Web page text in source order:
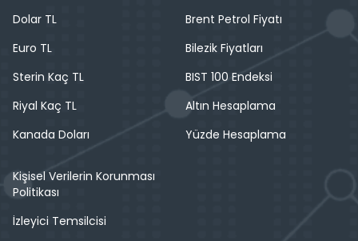
Dolar TL
Euro TL
Sterin Kaç TL
Riyal Kaç TL
Kanada Doları
Brent Petrol Fiyatı
Bilezik Fiyatları
BIST 100 Endeksi
Altın Hesaplama
Yüzde Hesaplama
Kişisel Verilerin Korunması
Politikası
İzleyici Temsilcisi